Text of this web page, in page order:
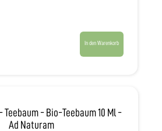
In den Warenkorb
- Bio-Teebaum 10 Ml -
Ad Naturam